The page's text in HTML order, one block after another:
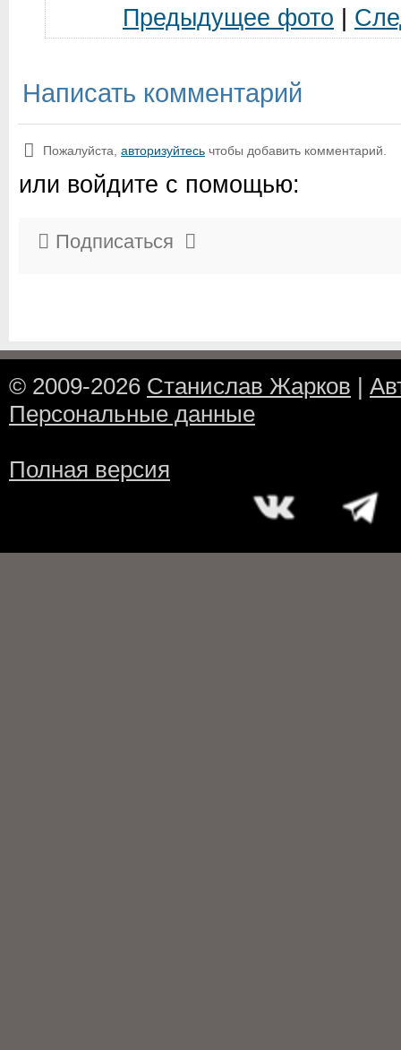
Предыдущее фото
Написать комментарий
Пожалуйста, авторизуйтесь чтобы добавить комментарий.
или войдите с помощью:
Подписаться
© 2009-2026 Станислав Жарков |
Персональные данные
Полная версия